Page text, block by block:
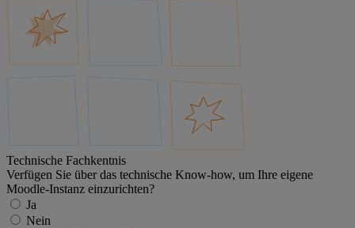
Technische Fachkentnis
Verfügen Sie über das technische Know-how, um Ihre eigene
Moodle-Instanz einzurichten?
Ja
Nein